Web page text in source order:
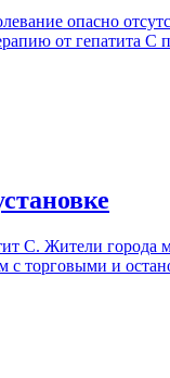
опасно
от гепатита
C. Жители города
с торговыми и